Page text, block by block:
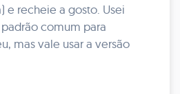
e recheie a gosto. Usei
comum para
mas vale usar a versão